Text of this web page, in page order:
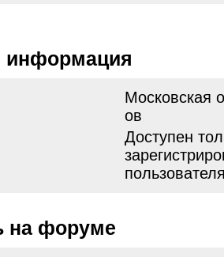
информация
Московская
ов
Доступен
на форуме